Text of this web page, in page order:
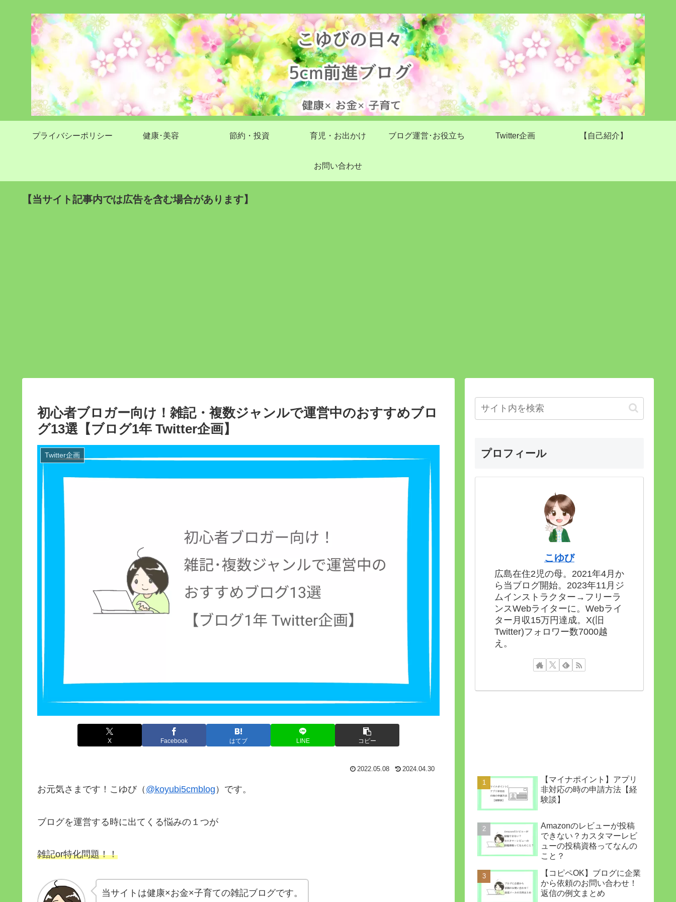
プライバシーポリシー 健康･美容 節約・投資 育児・お出かけ ブログ運営･お役立ち Twitter企画 【自己紹介】
お問い合わせ
【当サイト記事内では広告を含む場合があります】
初心者ブロガー向け！雑記・複数ジャンルで運営中のおすすめブロ
グ13選【ブログ1年 Twitter企画】
Twitter企画
X Facebook はてブ LINE コピー
2022.05.08 2024.04.30
お元気さまです！こゆび（ @koyubi5cmblog ）です。
ブログを運営する時に出てくる悩みの１つが
雑記or特化問題！！
当サイトは健康×お金×子育ての雑記ブログです。
プロフィール
こゆび
広島在住2児の母。2021年4月か
ら当ブログ開始。2023年11月ジ
ムインストラクター→フリーラ
ンスWebライターに。Webライ
ター月収15万円達成。X(旧
Twitter)フォロワー数7000越
え。
【マイナポイント】アプリ
非対応の時の申請方法【経
験談】
Amazonのレビューが投稿
できない？カスタマーレビ
ューの投稿資格ってなんの
こと？
【コピペOK】ブログに企業
から依頼のお問い合わせ！
返信の例文まとめ